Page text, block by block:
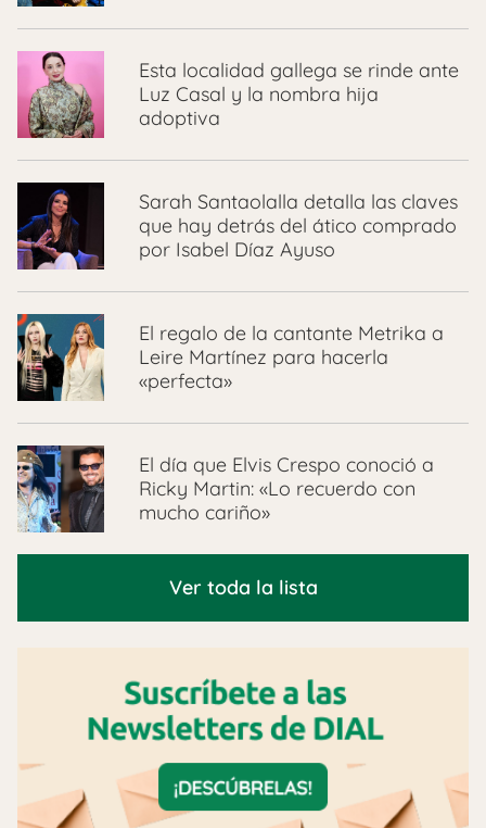
Esta localidad gallega se rinde ante
Luz Casal y la nombra hija
adoptiva
Sarah Santaolalla detalla las claves
que hay detrás del ático comprado
por Isabel Díaz Ayuso
El regalo de la cantante Metrika a
Leire Martínez para hacerla
«perfecta»
El día que Elvis Crespo conoció a
Ricky Martin: «Lo recuerdo con
mucho cariño»
Ver toda la lista